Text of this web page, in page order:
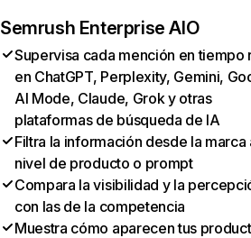
Semrush Enterprise AIO
Supervisa cada mención en tiempo
en ChatGPT, Perplexity, Gemini,
AI Mode, Claude, Grok y otras
plataformas de búsqueda de IA
Filtra la información desde la marca
nivel de producto o prompt
Compara la visibilidad y la
con las de la competencia
Muestra cómo aparecen tus